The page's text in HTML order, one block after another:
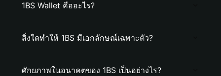
1BS Wallet คืออะไร?
สิ่งใดทำให้ 1BS มีเอกลักษณ์เฉพาะตัว?
ศักยภาพในอนาคตของ 1BS เป็นอย่างไร?